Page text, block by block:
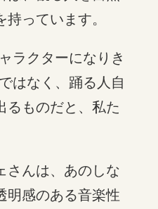
っています。
ラクターになりき
はなく、踊る人自
るものだと、私た
さんは、あのしな
明感のある音楽性